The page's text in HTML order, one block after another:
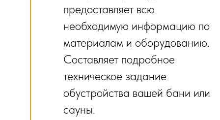
предоставляет всю
необходимую информацию по
материалам и оборудованию.
Составляет подробное
техническое задание
обустройства вашей бани или
сауны.